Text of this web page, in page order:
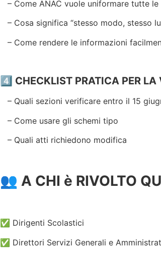
– Come ANAC vuole uniformare tutte le
– Cosa significa “stesso modo, stesso
– Come rendere le informazioni
4️⃣ CHECKLIST PRATICA PER
– Quali sezioni verificare entro il 15
– Come usare gli schemi tipo
– Quali atti richiedono modifica
👥 A CHI è RIVOLTO
✅ Dirigenti Scolastici
✅ Direttori Servizi Generali e